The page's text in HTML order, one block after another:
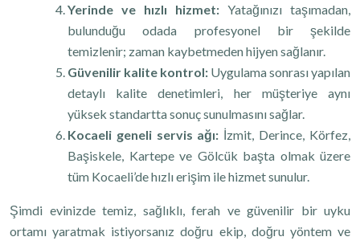
Yerinde ve hızlı hizmet: Yatağınızı taşımadan,
bulunduğu odada profesyonel bir şekilde
temizlenir; zaman kaybetmeden hijyen sağlanır.
Güvenilir kalite kontrol: Uygulama sonrası yapılan
detaylı kalite denetimleri, her müşteriye aynı
yüksek standartta sonuç sunulmasını sağlar.
Kocaeli geneli servis ağı: İzmit, Derince, Körfez,
Başiskele, Kartepe ve Gölcük başta olmak üzere
tüm Kocaeli’de hızlı erişim ile hizmet sunulur.
Şimdi evinizde temiz, sağlıklı, ferah ve güvenilir bir uyku
ortamı yaratmak istiyorsanız doğru ekip, doğru yöntem ve